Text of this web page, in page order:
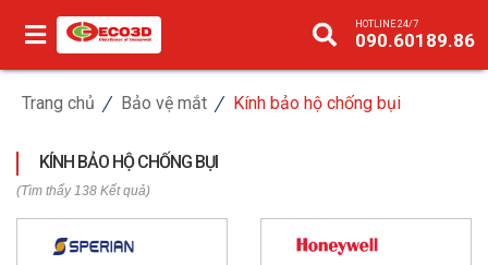
HOTLINE 24/7
090.60189.86
Trang chủ Bảo vệ mắt Kính bảo hộ chống bụi
KÍNH BẢO HỘ CHỐNG BỤI
(Tìm thấy 138 Kết quả)